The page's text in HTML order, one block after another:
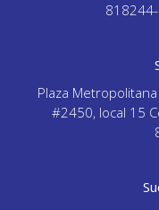
Plaza
#2450, local 15